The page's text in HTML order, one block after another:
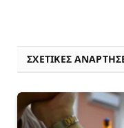
ΣΧΕΤΙΚΈΣ